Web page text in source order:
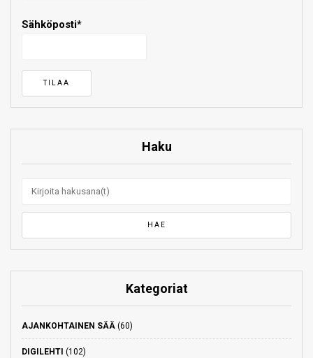
Sähköposti*
Haku
Kategoriat
AJANKOHTAINEN SÄÄ (60)
DIGILEHTI (102)